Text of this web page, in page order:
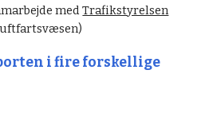
medTrafikstyrelsen
i fire forskellige